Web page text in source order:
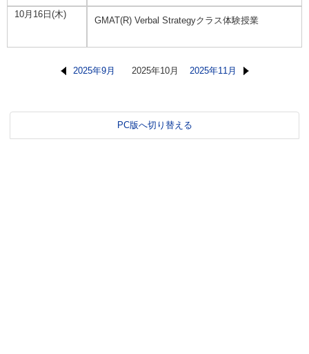
10月16日(木)
GMAT(R) Verbal Strategyクラス体験授業
2025年9月 2025年10月 2025年11月
PC版へ切り替える